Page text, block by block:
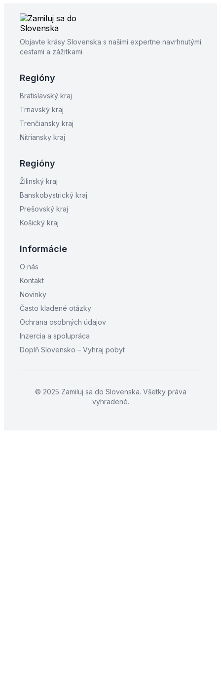
Objavte krásy Slovenska s našimi expertne navrhnutými
cestami a zážitkami.
Regióny
Bratislavský kraj
Trnavský kraj
Trenčiansky kraj
Nitriansky kraj
Regióny
Žilinský kraj
Banskobystrický kraj
Prešovský kraj
Košický kraj
Informácie
O nás
Kontakt
Novinky
Často kladené otázky
Ochrana osobných údajov
Inzercia a spolupráca
Doplň Slovensko – Vyhraj pobyt
© 2025 Zamiluj sa do Slovenska. Všetky práva
vyhradené.